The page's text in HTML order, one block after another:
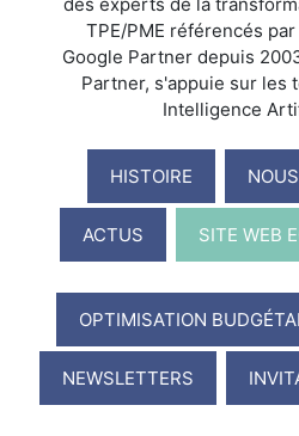
TPE/PME référencés
Google Partner depuis
Partner, s'appuie sur les
Intelligence
HISTOIRE
ACTUS SITE WEB
OPTIMISATION
NEWSLETTERS